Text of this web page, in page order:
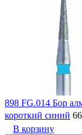
898 FG.014 Бор
короткий синий
В корзину